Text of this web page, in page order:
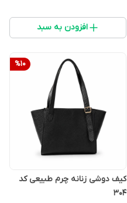
افزودن به سبد
%10
کیف دوشی زنانه چرم طبیعی کد
۳۰۴